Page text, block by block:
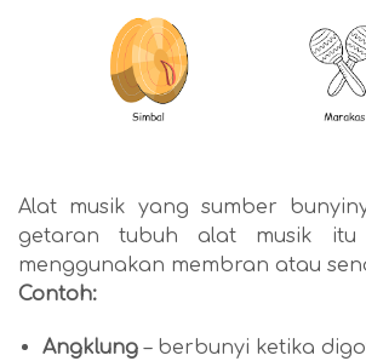
Alat musik yang sumber
getaran tubuh alat musik itu
menggunakan membran atau
Contoh:
Angklung – berbunyi ketika